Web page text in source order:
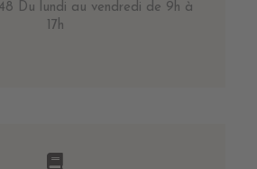
Du lundi au vendredi de 9h à
17h